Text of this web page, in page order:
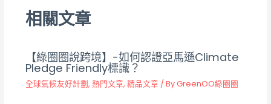
相關文章
【綠圈圈說跨境】-如何認證亞馬遜Climate
Pledge Friendly標識？
全球氣候友好計劃, 熱門文章, 精品文章 / ByGreenOO綠圈圈